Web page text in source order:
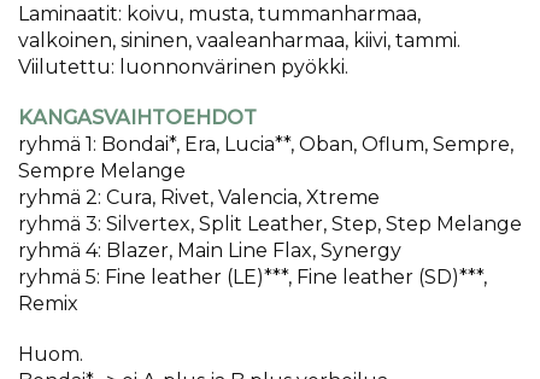
Laminaatit: koivu, musta, tummanharmaa,
valkoinen, sininen, vaaleanharmaa, kiivi, tammi.
Viilutettu: luonnonvärinen pyökki.
KANGASVAIHTOEHDOT
ryhmä 1: Bondai*, Era, Lucia**, Oban, Oflum, Sempre,
Sempre Melange
ryhmä 2: Cura, Rivet, Valencia, Xtreme
ryhmä 3: Silvertex, Split Leather, Step, Step Melange
ryhmä 4: Blazer, Main Line Flax, Synergy
ryhmä 5: Fine leather (LE)***, Fine leather (SD)***,
Remix
Huom.